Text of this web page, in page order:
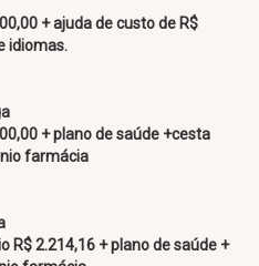
+ ajuda de custo de R$
idiomas.
+ plano de saúde +cesta
farmácia
R$ 2.214,16 + plano de saúde +